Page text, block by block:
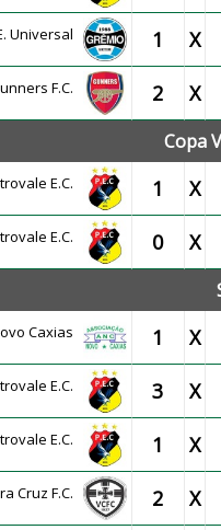
Universal 1 X
F.C. 2 X
Copa
E.C. 1 X
E.C. 0 X
Caxias 1 X
E.C. 3 X
E.C. 1 X
Cruz F.C. 2 X